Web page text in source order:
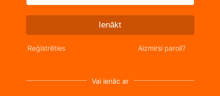
Ienākt
Reģistrēties Aizmirsi paroli?
Vai ienāc ar